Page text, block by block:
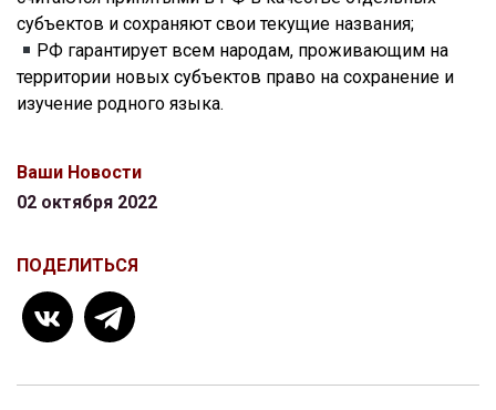
субъектов и сохраняют свои текущие названия;
РФ гарантирует всем народам, проживающим на
территории новых субъектов право на сохранение и
изучение родного языка.
Ваши Новости
02 октября 2022
ПОДЕЛИТЬСЯ